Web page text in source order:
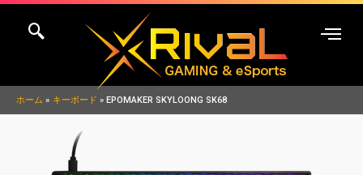
ホーム キーボード EPOMAKER SKYLOONG SK68